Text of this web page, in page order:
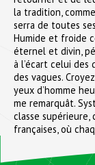
la tradition,
serra de toutes
Humide et froide
éternel et divin,
à l’écart celui
des vagues.
yeux d’homme
me remarquât.
classe
françaises, où